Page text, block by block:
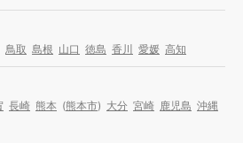
鳥取 島根 山口 徳島 香川 愛媛 高知
長崎 熊本 (熊本市) 大分 宮崎 鹿児島 沖縄